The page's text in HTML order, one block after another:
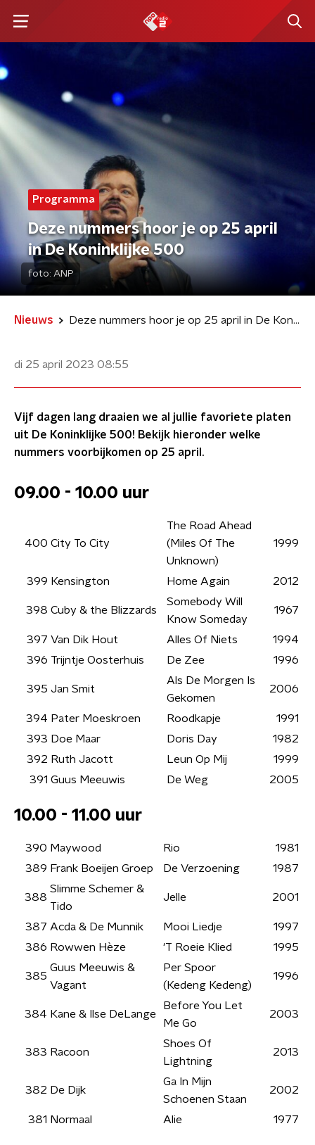
Programma
Deze nummers hoor je op 25 april
in De Koninklijke 500
foto: ANP
Nieuws Deze nummers hoor je op 25 april in De Koninklijke 500
di 25 april 2023 08:55
Vijf dagen lang draaien we al jullie favoriete platen
uit De Koninklijke 500! Bekijk hieronder welke
nummers voorbijkomen op 25 april.
09.00 - 10.00 uur
400 City To City
The Road Ahead
(Miles Of The
Unknown)
1999
399 Kensington Home Again 2012
398 Cuby & the Blizzards
Somebody Will
Know Someday
1967
397 Van Dik Hout Alles Of Niets
1994
396 Trijntje Oosterhuis De Zee 1996
395 Jan Smit
Als De Morgen Is
Gekomen
2006
394 Pater Moeskroen Roodkapje
1991
393 Doe Maar Doris Day
1982
392 Ruth Jacott Leun Op Mij
1999
391 Guus Meeuwis De Weg 2005
10.00 - 11.00 uur
390 Maywood Rio
1981
389 Frank Boeijen Groep De Verzoening 1987
388
Slimme Schemer &
Tido
Jelle 2001
387 Acda & De Munnik Mooi Liedje
1997
386 Rowwen Hèze 'T Roeie Klied 1995
385
Guus Meeuwis &
Vagant
Per Spoor
(Kedeng Kedeng)
1996
384 Kane & Ilse DeLange
Before You Let
Me Go
2003
383 Racoon
Shoes Of
Lightning
2013
382 De Dijk
Ga In Mijn
Schoenen Staan
2002
381 Normaal Alie 1977